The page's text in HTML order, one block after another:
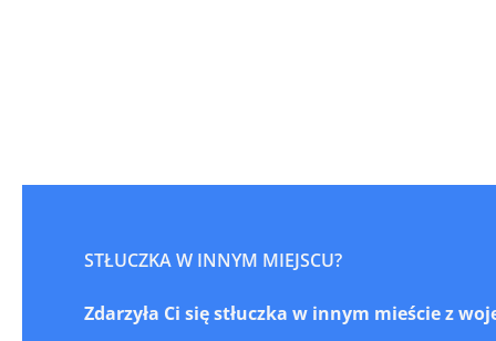
STŁUCZKA W INNYM MIEJSCU?
Zdarzyła Ci się stłuczka w innym mieście z